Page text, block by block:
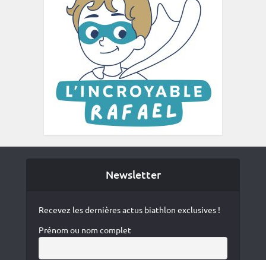
Newsletter
Recevez les dernières actus biathlon exclusives !
Prénom ou nom complet